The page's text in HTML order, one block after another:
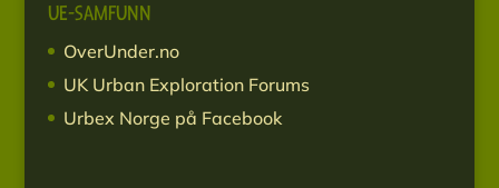
UE-SAMFUNN
OverUnder.no
UK Urban Exploration Forums
Urbex Norge på Facebook